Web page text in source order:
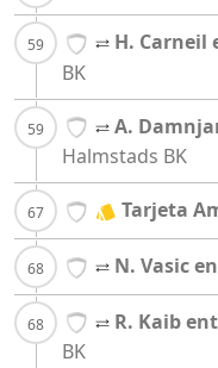
H. Carneil
BK
A.
Halmstads BK
Tarjeta
N. Vasic
R. Kaib
BK